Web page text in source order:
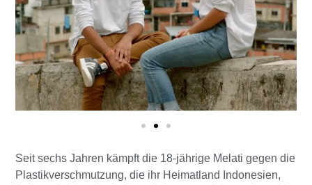
Seit sechs Jahren kämpft die 18-jährige Melati gegen die
Plastikverschmutzung, die ihr Heimatland Indonesien,